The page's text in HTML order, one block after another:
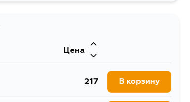
Цена
217 В корзину